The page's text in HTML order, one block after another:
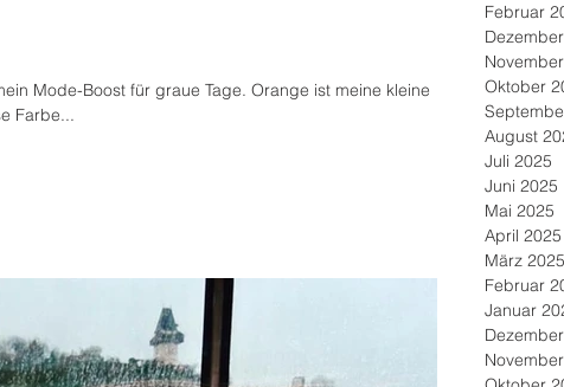
Mode-Boost für graue Tage. Orange ist meine kleine
Farbe...
Februar
Oktober
August
Juli 2025
Juni 2025
Mai 2025
April 2025
März 2025
Februar
Januar